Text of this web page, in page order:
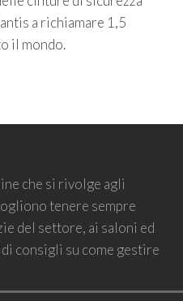
a richiamare 1,5
il mondo.
che si rivolge agli
tenere sempre
del settore, ai saloni ed
consigli su come gestire